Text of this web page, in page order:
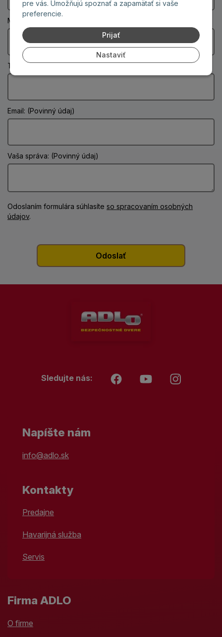
pre vás. Umožňujú spoznať a zapamätať si vaše
preferencie.
Prijať
Nastaviť
Mesto: (Povinný údaj)
Telefón:
Email: (Povinný údaj)
Vaša správa: (Povinný údaj)
Odoslaním formulára súhlasíte so spracovaním osobných
údajov.
Sledujte nás:
Napíšte nám
info@adlo.sk
Kontakty
Predajne
Havarijná služba
Servis
Firma ADLO
O firme